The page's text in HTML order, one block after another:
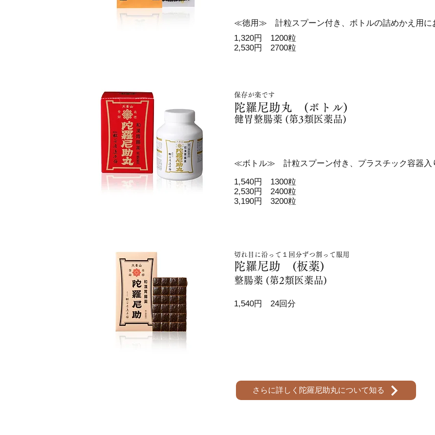
≪徳用≫ 計粒スプーン付き、ボトルの詰めかえ用に
1,320円 1200粒
2,530円 2700粒
保存が楽です
陀羅尼助丸 (ボトル)
健胃整腸薬 (第3類医薬品)
≪ボトル≫ 計粒スプーン付き、プラスチック容器入
1,540円 1300粒
2,530円 2400粒
3,190円 3200粒
切れ目に沿って１回分ずつ割って服用
陀羅尼助 (板薬)
整腸薬 (第2類医薬品)
1,540円 24回分
さらに詳しく陀羅尼助丸について知る